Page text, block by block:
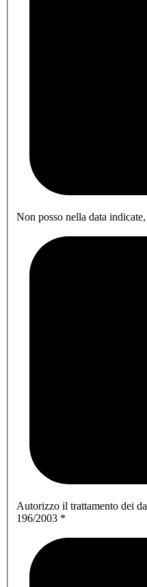
Non posso nella data
Autorizzo il trattamento dei
196/2003 *